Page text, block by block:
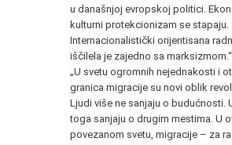
u današnjoj evropskoj politici.
kulturni protekcionizam se stapaju.
Internacionalistički orijentisana
iščilela je zajedno sa marksizmom.“
„U svetu ogromnih nejednakosti i
granica migracije su novi oblik
Ljudi više ne sanjaju o budućnosti.
toga sanjaju o drugim mestima. U
povezanom svetu, migracije – za